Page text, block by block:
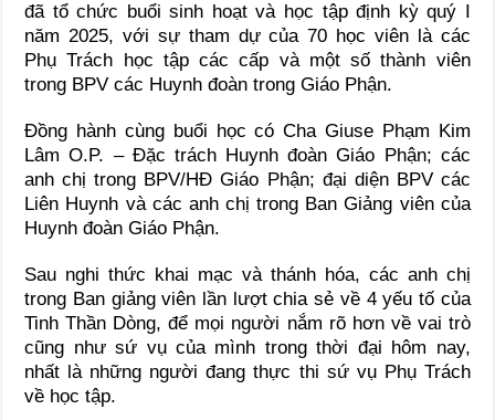
đã tổ chức buổi sinh hoạt và học tập định kỳ quý I
năm 2025, với sự tham dự của 70 học viên là các
Phụ Trách học tập các cấp và một số thành viên
trong BPV các Huynh đoàn trong Giáo Phận.
Đồng hành cùng buổi học có Cha Giuse Phạm Kim
Lâm O.P. – Đặc trách Huynh đoàn Giáo Phận; các
anh chị trong BPV/HĐ Giáo Phận; đại diện BPV các
Liên Huynh và các anh chị trong Ban Giảng viên của
Huynh đoàn Giáo Phận.
Sau nghi thức khai mạc và thánh hóa, các anh chị
trong Ban giảng viên lần lượt chia sẻ về 4 yếu tố của
Tinh Thần Dòng, để mọi người nắm rõ hơn về vai trò
cũng như sứ vụ của mình trong thời đại hôm nay,
nhất là những người đang thực thi sứ vụ Phụ Trách
về học tập.